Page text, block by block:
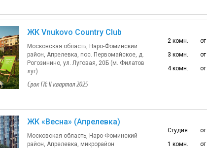
ЖК Vnukovo Country Club
Московская область, Наро-Фоминский
район, Апрелевка, пос. Первомайское, д.
Рогозинино, ул. Луговая, 20Б (м. Филатов
луг)
Срок ГК: II квартал 2025
2 комн. от
3 комн. от
4 комн. от
ЖК «Весна» (Апрелевка)
Московская область, Наро-Фоминский
район, Апрелевка, микрорайон
Студия от
1 комн. от